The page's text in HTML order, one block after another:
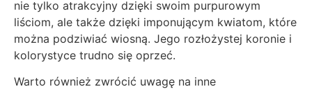
nie tylko atrakcyjny dzięki swoim purpurowym
liściom, ale także dzięki imponującym kwiatom, które
można podziwiać wiosną. Jego rozłożystej koronie i
kolorystyce trudno się oprzeć.
Warto również zwrócić uwagę na inne